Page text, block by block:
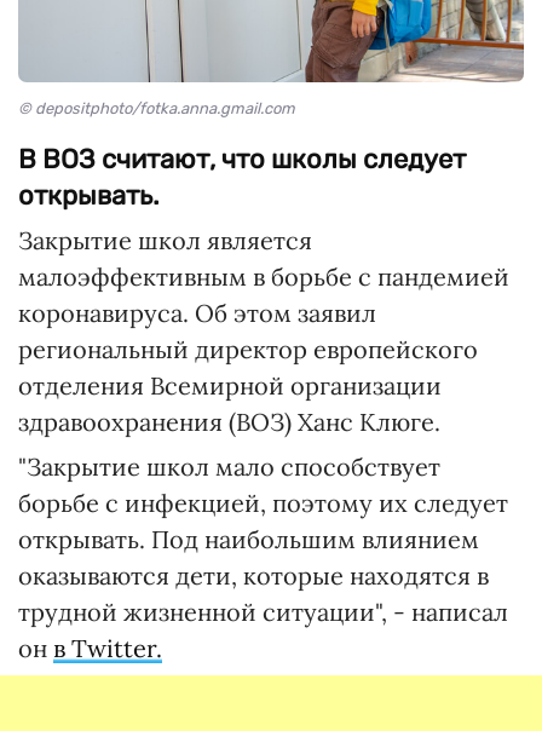
© depositphoto/fotka.anna.gmail.com
В ВОЗ считают, что школы следует
открывать.
Закрытие школ является
малоэффективным в борьбе с пандемией
коронавируса. Об этом заявил
региональный директор европейского
отделения Всемирной организации
здравоохранения (ВОЗ) Ханс Клюге.
"Закрытие школ мало способствует
борьбе с инфекцией, поэтому их следует
открывать. Под наибольшим влиянием
оказываются дети, которые находятся в
трудной жизненной ситуации", - написал
он в Twitter.